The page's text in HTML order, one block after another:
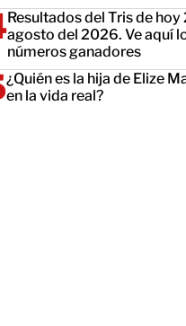
Resultados del Tris de hoy
agosto del 2026. Ve aquí
números ganadores
¿Quién es la hija de Elize
en la vida real?